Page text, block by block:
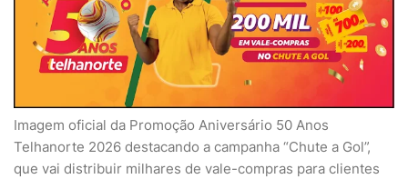
Imagem oficial da Promoção Aniversário 50 Anos
Telhanorte 2026 destacando a campanha “Chute a Gol”,
que vai distribuir milhares de vale-compras para clientes